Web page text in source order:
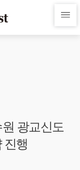
광교신도
진행